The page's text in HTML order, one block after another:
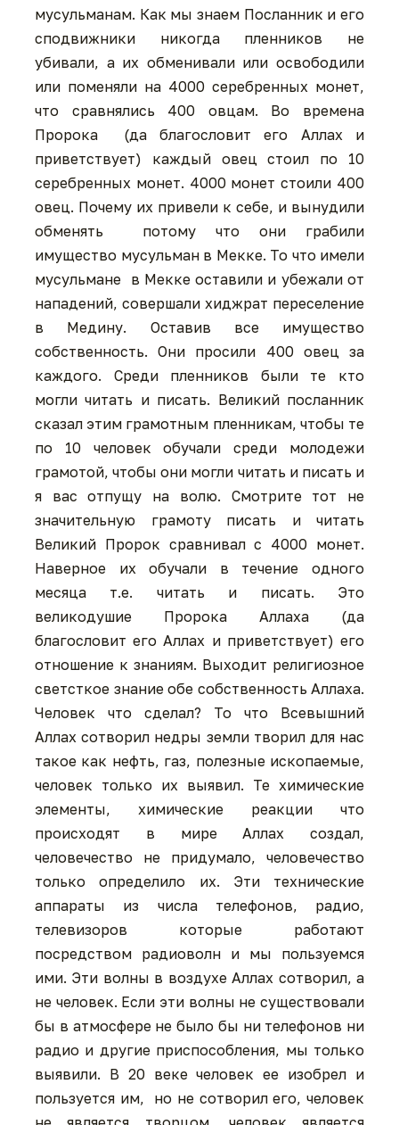
мусульманам. Как мы знаем Посланник и его
сподвижники никогда пленников не
убивали, а их обменивали или освободили
или поменяли на 4000 серебренных монет,
что сравнялись 400 овцам. Во времена
Пророка (да благословит его Аллах и
приветствует) каждый овец стоил по 10
серебренных монет. 4000 монет стоили 400
овец. Почему их привели к себе, и вынудили
обменять потому что они грабили
имущество мусульман в Мекке. То что имели
мусульмане в Мекке оставили и убежали от
нападений, совершали хиджрат переселение
в Медину. Оставив все имущество
собственность. Они просили 400 овец за
каждого. Среди пленников были те кто
могли читать и писать. Великий посланник
сказал этим грамотным пленникам, чтобы те
по 10 человек обучали среди молодежи
грамотой, чтобы они могли читать и писать и
я вас отпущу на волю. Смотрите тот не
значительную грамоту писать и читать
Великий Пророк сравнивал с 4000 монет.
Наверное их обучали в течение одного
месяца т.е. читать и писать. Это
великодушие Пророка Аллаха (да
благословит его Аллаx и приветствует) его
отношение к знаниям. Выходит религиозное
светсткое знание обе собственность Аллаха.
Человек что сделал? То что Всевышний
Аллах сотворил недры земли творил для нас
такое как нефть, газ, полезные ископаемые,
человек только их выявил. Те химические
элементы, химические реакции что
происходят в мире Аллах создал,
человечество не придумало, человечество
только определило их. Эти технические
аппараты из числа телефонов, радио,
телевизоров которые работают
посредством радиоволн и мы пользуемся
ими. Эти волны в воздухе Аллах сотворил, а
не человек. Если эти волны не существовали
бы в атмосфере не было бы ни телефонов ни
радио и другие приспособления, мы только
выявили. В 20 веке человек ее изобрел и
пользуется им, но не сотворил его, человек